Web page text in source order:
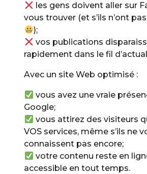
les gens doivent aller sur
vous trouver (et s’ils n’ont
);
vos publications
rapidement dans le fil
Avec un site Web optimisé :
vous avez une vraie
Google;
vous attirez des visiteurs
VOS services, même s’ils ne
connaissent pas encore;
votre contenu reste en
accessible en tout temps.